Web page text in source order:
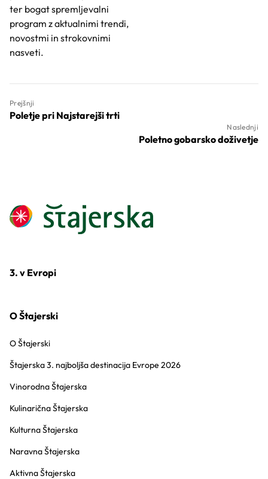
ter bogat spremljevalni
program z aktualnimi trendi,
novostmi in strokovnimi
nasveti.
Prejšnji
Poletje pri Najstarejši trti
Naslednji
Poletno gobarsko doživetje
3. v Evropi
O Štajerski
O Štajerski
Štajerska 3. najboljša destinacija Evrope 2026
Vinorodna Štajerska
Kulinarična Štajerska
Kulturna Štajerska
Naravna Štajerska
Aktivna Štajerska